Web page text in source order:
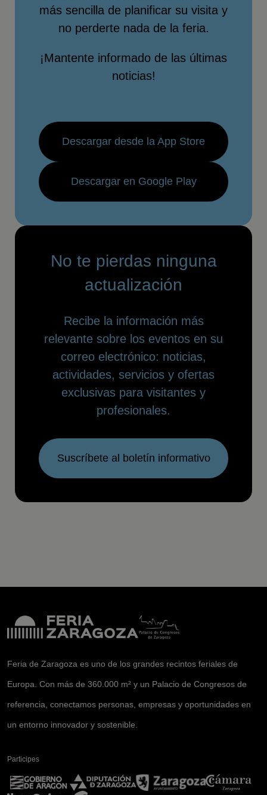
más sencilla de planificar su visita y
no perderte nada de la feria.
¡Mantente informado de las últimas
noticias!
Descargar desde la App Store
Descargar en Google Play
No te pierdas ninguna
actualización
Recibe la información más
relevante sobre los eventos en su
correo electrónico: noticias,
actividades, servicios y ofertas
exclusivas para visitantes y
profesionales.
Suscríbete al boletín informativo
Feria de Zaragoza es uno de los grandes recintos feriales de
Europa. Con más de 360.000 m² y un Palacio de Congresos de
referencia, conectamos personas, empresas y oportunidades en
un entorno innovador y sostenible.
Participes